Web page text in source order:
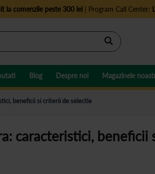
la comenzile peste 300 lei| Program Call Center:
Cautare
Blog Despre noi Magazinele
beneficii si criterii de selectie
caracteristici, beneficii